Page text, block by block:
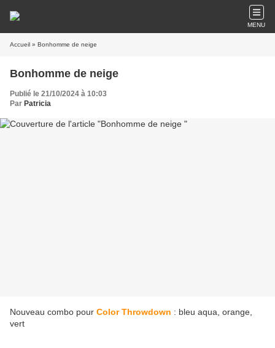
MENU
Accueil » Bonhomme de neige
Bonhomme de neige
Publié le 21/10/2024 à 10:03
Par Patricia
Nouveau combo pour Color Throwdown : bleu aqua, orange,
vert